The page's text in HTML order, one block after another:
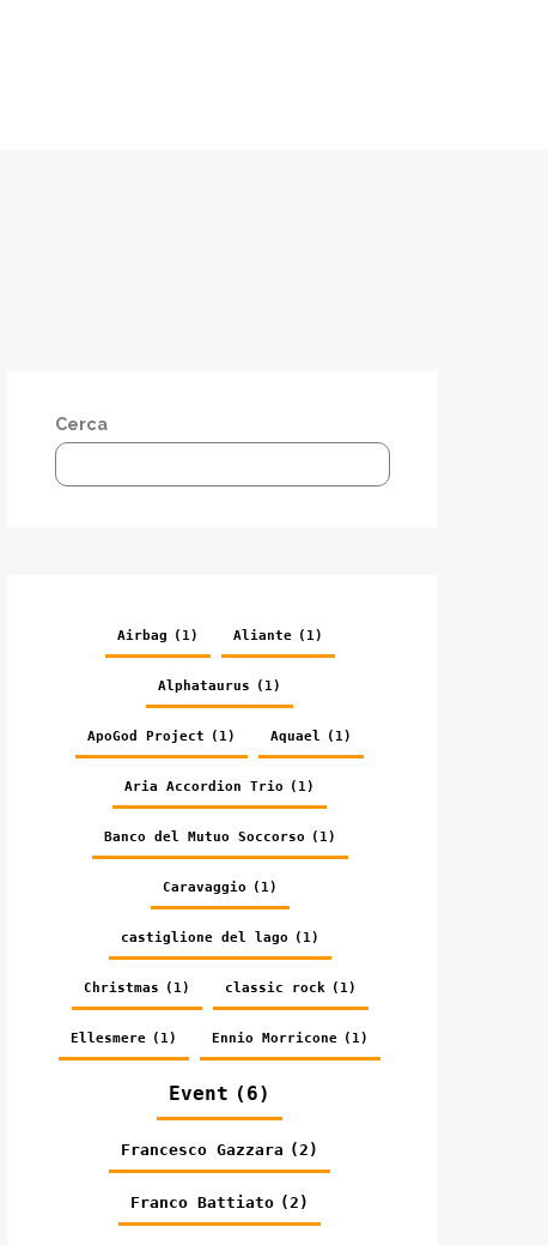
Cerca
Airbag (1) Aliante (1)
Alphataurus (1)
ApoGod Project (1) Aquael (1)
Aria Accordion Trio (1)
Banco del Mutuo Soccorso (1)
Caravaggio (1)
castiglione del lago (1)
Christmas (1) classic rock (1)
Ellesmere (1) Ennio Morricone (1)
Event (6)
Francesco Gazzara (2)
Franco Battiato (2)